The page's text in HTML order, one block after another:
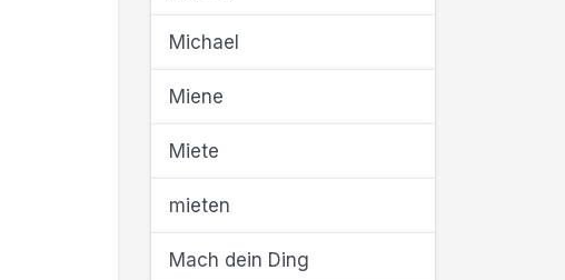
Michael
Miene
Miete
mieten
Mach dein Ding